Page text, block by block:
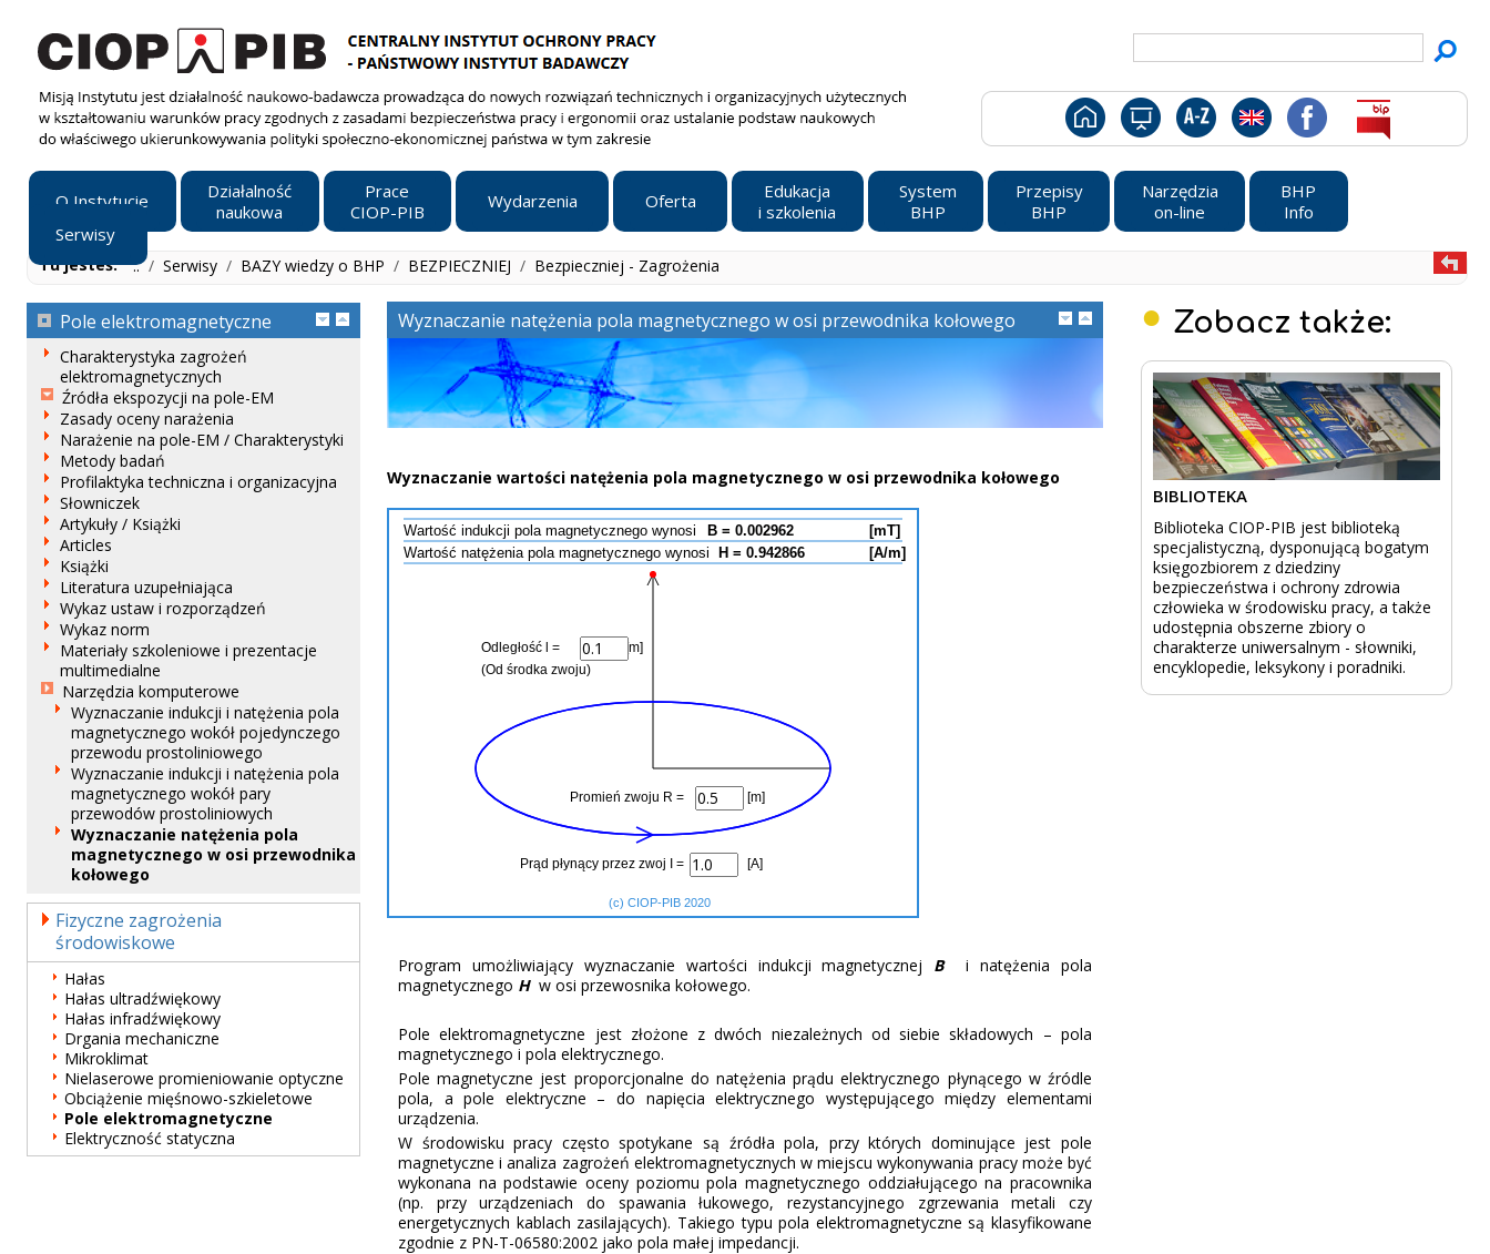
O Instytucie
Działalność
naukowa
Prace
CIOP-PIB
Wydarzenia Oferta
Edukacja
i szkolenia
System
BHP
Przepisy
BHP
Narzędzia
on-line
BHP
Info
Serwisy
Tu jesteś: ../ Serwisy / BAZY wiedzy o BHP / BEZPIECZNIEJ / Bezpieczniej - Zagrożenia
Pole elektromagnetyczne
Charakterystyka zagrożeń
elektromagnetycznych
Źródła ekspozycji na pole-EM
Zasady oceny narażenia
Narażenie na pole-EM / Charakterystyki
Metody badań
Profilaktyka techniczna i organizacyjna
Słowniczek
Artykuły / Książki
Articles
Książki
Literatura uzupełniająca
Wykaz ustaw i rozporządzeń
Wykaz norm
Materiały szkoleniowe i prezentacje
multimedialne
Narzędzia komputerowe
Wyznaczanie indukcji i natężenia pola
magnetycznego wokół pojedynczego
przewodu prostoliniowego
Wyznaczanie indukcji i natężenia pola
magnetycznego wokół pary
przewodów prostoliniowych
Wyznaczanie natężenia pola
magnetycznego w osi przewodnika
kołowego
Fizyczne zagrożenia
środowiskowe
Hałas
Hałas ultradźwiękowy
Hałas infradźwiękowy
Drgania mechaniczne
Mikroklimat
Nielaserowe promieniowanie optyczne
Obciążenie mięśnowo-szkieletowe
Pole elektromagnetyczne
Elektryczność statyczna
Wyznaczanie natężenia pola magnetycznego w osi przewodnika kołowego
Wyznaczanie wartości natężenia pola magnetycznego w osi przewodnika kołowego
Program umożliwiający wyznaczanie wartości indukcji magnetycznej Bi natężenia pola
magnetycznego Hw osi przewosnika kołowego.
Pole elektromagnetyczne jest złożone z dwóch niezależnych od siebie składowych – pola
magnetycznego i pola elektrycznego.
Pole magnetyczne jest proporcjonalne do natężenia prądu elektrycznego płynącego w źródle
pola, a pole elektryczne – do napięcia elektrycznego występującego między elementami
urządzenia.
W środowisku pracy często spotykane są źródła pola, przy których dominujące jest pole
magnetyczne i analiza zagrożeń elektromagnetycznych w miejscu wykonywania pracy może być
wykonana na podstawie oceny poziomu pola magnetycznego oddziałującego na pracownika
(np. przy urządzeniach do spawania łukowego, rezystancyjnego zgrzewania metali czy
energetycznych kablach zasilających). Takiego typu pola elektromagnetyczne są klasyfikowane
zgodnie z PN-T-06580:2002 jako pola małej impedancji.
Zobacz także:
BIBLIOTEKA
Biblioteka CIOP-PIB jest biblioteką
specjalistyczną, dysponującą bogatym
księgozbiorem z dziedziny
bezpieczeństwa i ochrony zdrowia
człowieka w środowisku pracy, a także
udostępnia obszerne zbiory o
charakterze uniwersalnym - słowniki,
encyklopedie, leksykony i poradniki.